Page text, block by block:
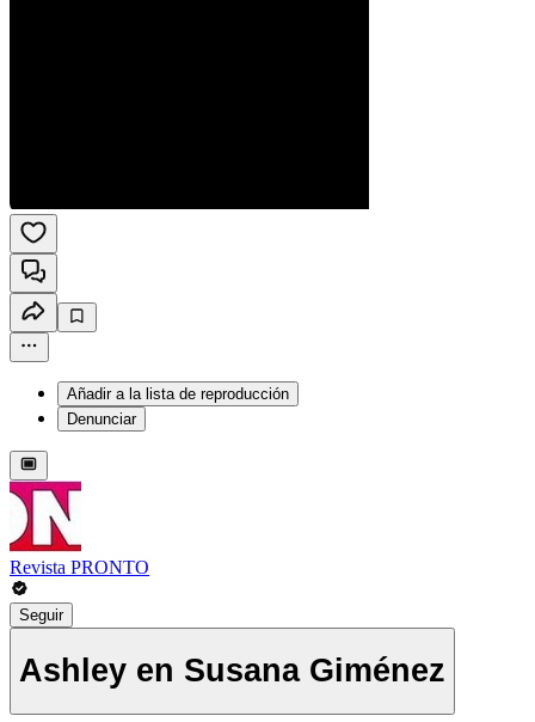
Añadir a la lista de reproducción
Denunciar
Revista PRONTO
Seguir
Ashley en Susana Giménez